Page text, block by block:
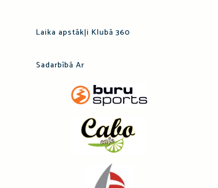
Laika apstākļi Klubā 360
Sadarbībā Ar